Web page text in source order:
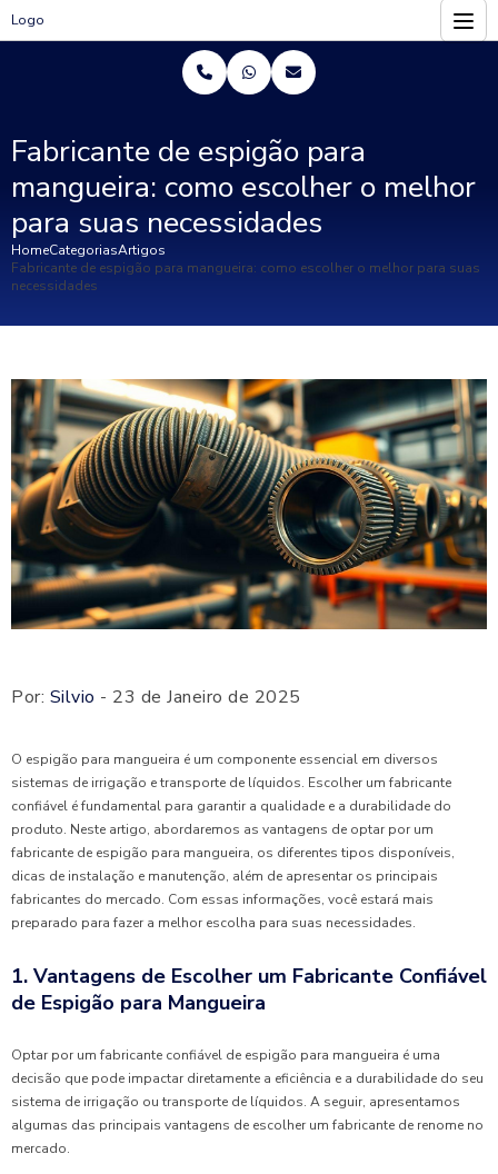
Logo
HomeCategoriasArtigos
Fabricante de espigão para mangueira: como escolher o melhor para suas
necessidades
Fabricante de espigão para
mangueira: como escolher o melhor
para suas necessidades
Por: Silvio - 23 de Janeiro de 2025
O espigão para mangueira é um componente essencial em diversos
sistemas de irrigação e transporte de líquidos. Escolher um fabricante
confiável é fundamental para garantir a qualidade e a durabilidade do
produto. Neste artigo, abordaremos as vantagens de optar por um
fabricante de espigão para mangueira, os diferentes tipos disponíveis,
dicas de instalação e manutenção, além de apresentar os principais
fabricantes do mercado. Com essas informações, você estará mais
preparado para fazer a melhor escolha para suas necessidades.
1. Vantagens de Escolher um Fabricante Confiável
de Espigão para Mangueira
Optar por um fabricante confiável de espigão para mangueira é uma
decisão que pode impactar diretamente a eficiência e a durabilidade do seu
sistema de irrigação ou transporte de líquidos. A seguir, apresentamos
algumas das principais vantagens de escolher um fabricante de renome no
mercado.